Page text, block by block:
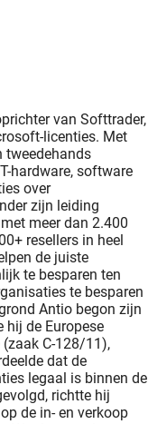
van Softtrader,
licenties. Met
tweedehands
hardware, software
over
zijn leiding
meer dan 2.400
resellers in heel
de juiste
te besparen ten
te besparen
Antio begon zijn
hij de Europese
C-128/11),
dat de
legaal is binnen de
richtte hij
de in- en verkoop